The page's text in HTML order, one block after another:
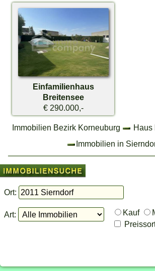
Einfamilienhaus
Breitensee
€ 290.000,-
Immobilien Bezirk Korneuburg
Haus
Immobilien in
Ort:
Art: Kauf